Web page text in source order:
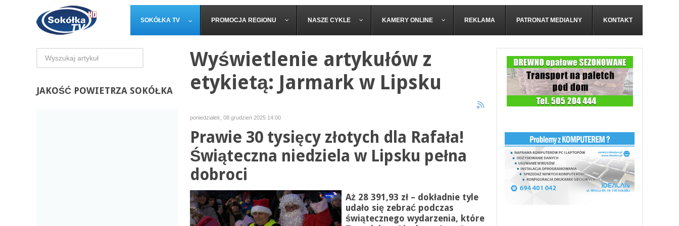
SOKÓŁKA TV PROMOCJA REGIONU NASZE CYKLE KAMERY ONLINE REKLAMA PATRONAT MEDIALNY KONTAKT
Wyświetlenie artykułów z
etykietą: Jarmark w Lipsku
poniedziałek, 08 grudzień 2025 14:00
Prawie 30 tysięcy złotych dla Rafała!
Świąteczna niedziela w Lipsku pełna
dobroci
Aż 28 391,93 zł – dokładnie tyle
udało się zebrać podczas
świątecznego wydarzenia, które
JAKOŚĆ POWIETRZA SOKÓŁKA